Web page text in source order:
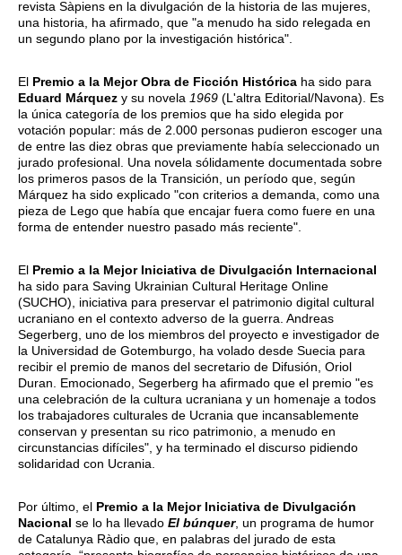
revista Sàpiens en la divulgación de la historia de las mujeres,
una historia, ha afirmado, que "a menudo ha sido relegada en
un segundo plano por la investigación histórica".
El Premio a la Mejor Obra de Ficción Histórica ha sido para
Eduard Márquez y su novela 1969 (L'altra Editorial/Navona). Es
la única categoría de los premios que ha sido elegida por
votación popular: más de 2.000 personas pudieron escoger una
de entre las diez obras que previamente había seleccionado un
jurado profesional. Una novela sólidamente documentada sobre
los primeros pasos de la Transición, un período que, según
Márquez ha sido explicado "con criterios a demanda, como una
pieza de Lego que había que encajar fuera como fuere en una
forma de entender nuestro pasado más reciente".
El Premio a la Mejor Iniciativa de Divulgación Internacional
ha sido para Saving Ukrainian Cultural Heritage Online
(SUCHO), iniciativa para preservar el patrimonio digital cultural
ucraniano en el contexto adverso de la guerra. Andreas
Segerberg, uno de los miembros del proyecto e investigador de
la Universidad de Gotemburgo, ha volado desde Suecia para
recibir el premio de manos del secretario de Difusión, Oriol
Duran. Emocionado, Segerberg ha afirmado que el premio "es
una celebración de la cultura ucraniana y un homenaje a todos
los trabajadores culturales de Ucrania que incansablemente
conservan y presentan su rico patrimonio, a menudo en
circunstancias difíciles", y ha terminado el discurso pidiendo
solidaridad con Ucrania.
Por último, el Premio a la Mejor Iniciativa de Divulgación
Nacional se lo ha llevado El búnquer, un programa de humor
de Catalunya Ràdio que, en palabras del jurado de esta